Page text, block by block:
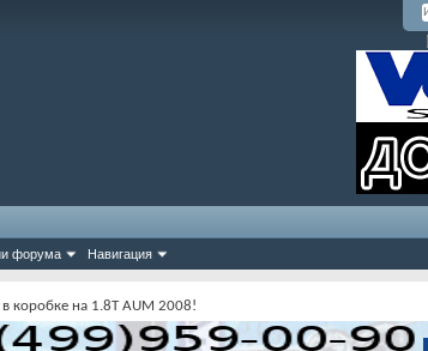
форума Навигация
коробке на 1.8Т AUM 2008!